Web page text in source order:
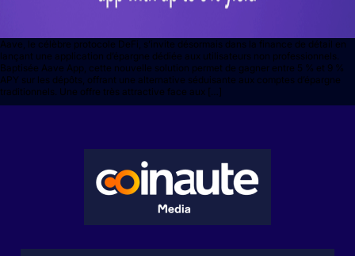
Aave, le célèbre protocole DeFi, s’invite désormais dans la finance de détail en
lançant une application d’épargne dédiée aux utilisateurs non professionnels.
Baptisée Aave App, cette nouvelle solution permet de gagner entre 5 % et 9 %
APY sur les dépôts, offrant une alternative séduisante aux comptes d’épargne
traditionnels. Une offre très attractive face aux […]